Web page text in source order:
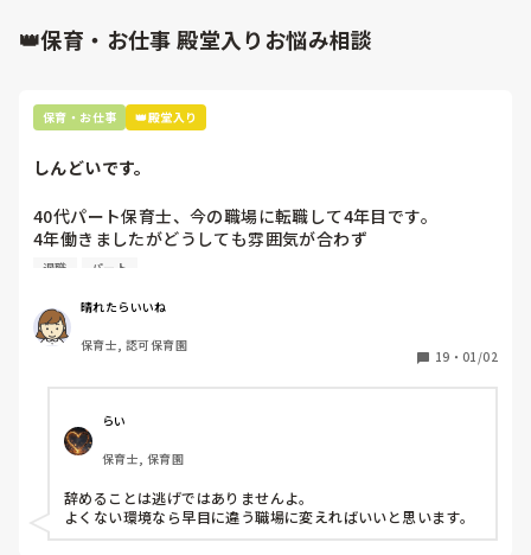
もしまた、休むことがありそうならば、事前に話しておくこと
も大事かと。
デマがいつのまにか事実のようになってしまうのは、人間の思
い込みの度合いによるものです。
👑保育・お仕事 殿堂入りお悩み相談
保育・お仕事 👑殿堂入り
しんどいです。
40代パート保育士、今の職場に転職して4年目です。
4年働きましたがどうしても雰囲気が合わず
退職しようと思っています。
周りの職員は、勤続10年以上から何十年という先生がほとん
どです。
保護者子どもの愚痴悪口が多く、
今で言う不適切保育も
仕方ないよね
もう何も言わずに
子どもの言いなりになればいいんだね
などいう意見で…
上の先生に相談することは難しそうです。
退職 パート
晴れたらいいね
保育士, 認可保育園
19 ・ 01/02
らい
保育士, 保育園
辞めることは逃げではありませんよ。
よくない環境なら早目に違う職場に変えればいいと思います。